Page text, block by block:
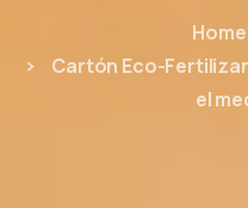
Home
Cartón Eco-
el